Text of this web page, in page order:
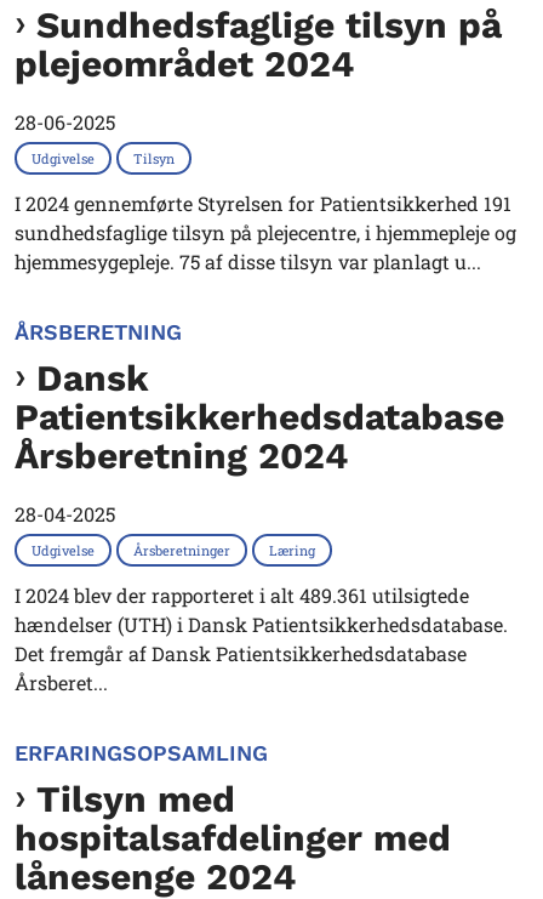
Sundhedsfaglige tilsyn på
plejeområdet 2024
28-06-2025
Udgivelse Tilsyn
I 2024 gennemførte Styrelsen for Patientsikkerhed 191
sundhedsfaglige tilsyn på plejecentre, i hjemmepleje og
hjemmesygepleje. 75 af disse tilsyn var planlagt u...
ÅRSBERETNING
Dansk
Patientsikkerhedsdatabase
Årsberetning 2024
28-04-2025
Udgivelse Årsberetninger Læring
I 2024 blev der rapporteret i alt 489.361 utilsigtede
hændelser (UTH) i Dansk Patientsikkerhedsdatabase.
Det fremgår af Dansk Patientsikkerhedsdatabase
Årsberet...
ERFARINGSOPSAMLING
Tilsyn med
hospitalsafdelinger med
lånesenge 2024